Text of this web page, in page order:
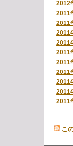
2012
2011
2011
2011
2011
2011
2011
2011
2011
2011
2011
こ